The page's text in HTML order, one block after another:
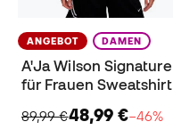
ANGEBOT DAMEN
A'Ja Wilson Signature
für Frauen Sweatshirt
89,99 €48,99 €−46%